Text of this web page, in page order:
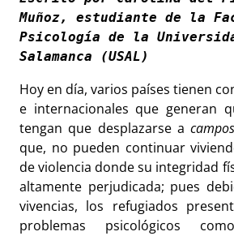
Muñoz, estudiante de la
Psicología de la
Salamanca (USAL)
Hoy en día, varios países tienen
e internacionales que generan
tengan que desplazarse a
que, no pueden continuar
de violencia donde su integridad
altamente perjudicada; pues
vivencias, los refugiados
problemas psicológicos